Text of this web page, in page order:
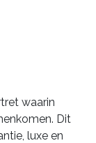
waarin
Dit
luxe en